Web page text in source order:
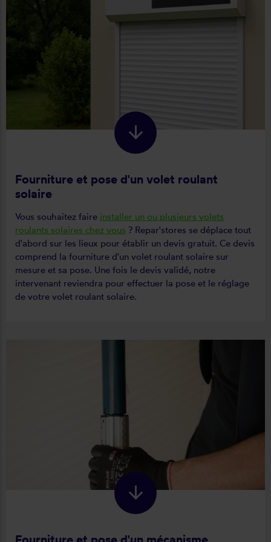
Fourniture et pose d'un volet roulant
solaire
Vous souhaitez faire installer un ou plusieurs volets
roulants solaires chez vous ? Repar'stores se déplace tout
d'abord sur les lieux pour établir un devis gratuit. Ce devis
comprend la fourniture d'un volet roulant solaire sur
mesure et sa pose. Une fois le devis validé, notre
intervenant reviendra pour effectuer la pose et le réglage
de votre volet roulant solaire.